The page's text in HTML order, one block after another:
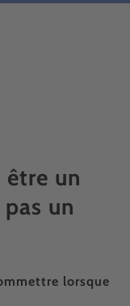
un
un
lorsque